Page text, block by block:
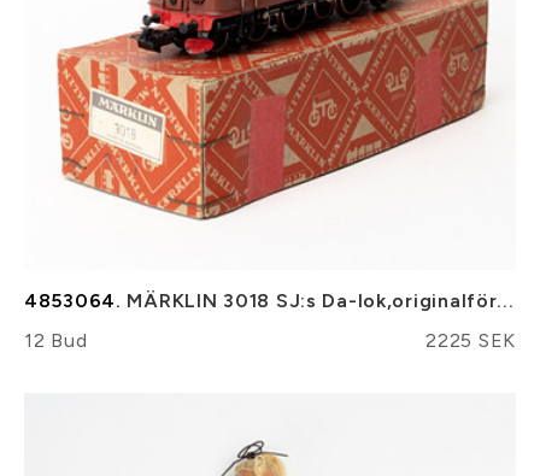
4853064. MÄRKLIN 3018 SJ:s Da-lok,originalför...
12 Bud
2225 SEK